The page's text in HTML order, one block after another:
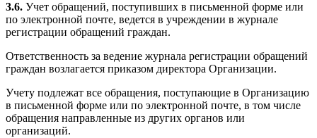
3.6. Учет обращений, поступивших в письменной форме или
по электронной почте, ведется в учреждении в журнале
регистрации обращений граждан.
Ответственность за ведение журнала регистрации обращений
граждан возлагается приказом директора Организации.
Учету подлежат все обращения, поступающие в Организацию
в письменной форме или по электронной почте, в том числе
обращения направленные из других органов или
организаций.